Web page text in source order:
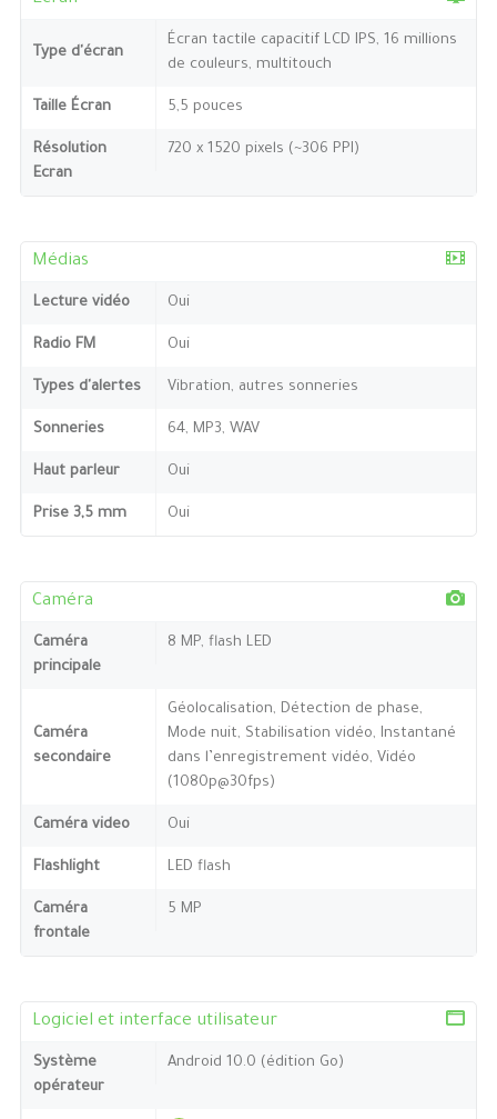
Type d'écran
Écran tactile capacitif LCD IPS, 16 millions
de couleurs, multitouch
Taille Écran 5,5 pouces
Résolution
Ecran
720 x 1520 pixels (~306 PPI)
Médias
Lecture vidéo Oui
Radio FM Oui
Types d'alertes Vibration, autres sonneries
Sonneries 64, MP3, WAV
Haut parleur Oui
Prise 3,5 mm Oui
Caméra
Caméra
principale
8 MP, flash LED
Caméra
secondaire
Géolocalisation, Détection de phase,
Mode nuit, Stabilisation vidéo, Instantané
dans l’enregistrement vidéo, Vidéo
(1080p@30fps)
Caméra video Oui
Flashlight LED flash
Caméra
frontale
5 MP
Logiciel et interface utilisateur
Système
opérateur
Android 10.0 (édition Go)